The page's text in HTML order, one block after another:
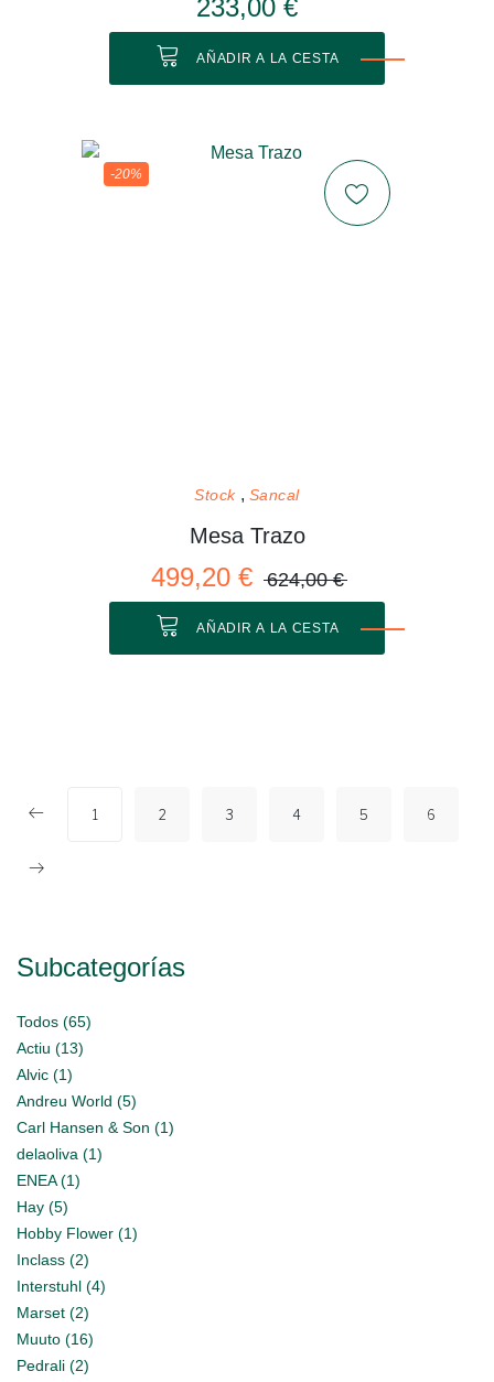
233,00 €
AÑADIR A LA CESTA
-20%
Stock Sancal
Mesa Trazo
499,20 € 624,00 €
AÑADIR A LA CESTA
1 2 3 4 5 6
Subcategorías
Todos (65)
Actiu (13)
Alvic (1)
Andreu World (5)
Carl Hansen & Son (1)
delaoliva (1)
ENEA (1)
Hay (5)
Hobby Flower (1)
Inclass (2)
Interstuhl (4)
Marset (2)
Muuto (16)
Pedrali (2)